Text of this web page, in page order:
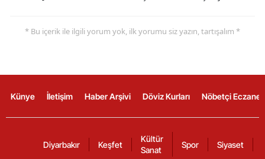
* Bu içerik ile ilgili yorum yok, ilk yorumu siz yazın, tartışalım *
Künye İletişim Haber Arşivi Döviz Kurları Nöbetçi
Diyarbakır Keşfet
Kültür
Sanat
Spor Siyaset